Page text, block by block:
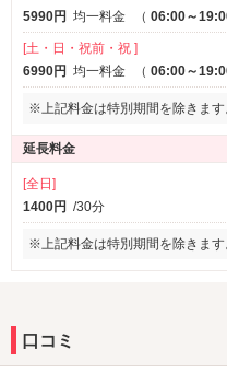
5990円 均一料金 （ 06:00～
[土・日・祝前・祝 ]
6990円 均一料金 （ 06:00～
※上記料金は特別期間を除きます
延長料金
[全日]
1400円 /30分
※上記料金は特別期間を除きます
口コミ